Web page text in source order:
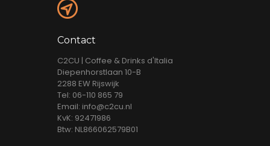
Contact
C2CU | Coffee & Drinks d'Italia
Diepenhorstlaan 10-B
2288 EW Rijswijk
Tel: 06-110 865 79
Email: info@c2cu.nl
KvK: 92471986
Btw: NL866062579B01